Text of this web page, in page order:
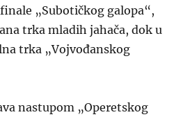
„Subotičkog galopa“,
trka mladih jahača, dok u
trka „Vojvođanskog
nastupom „Operetskog